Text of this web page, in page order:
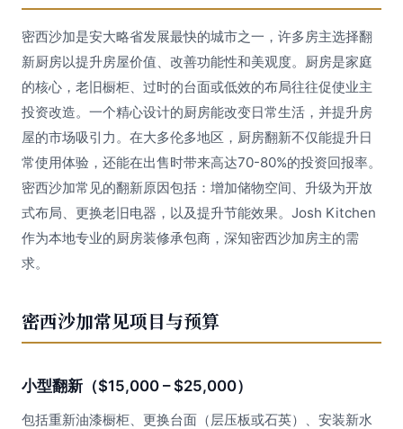
密西沙加是安大略省发展最快的城市之一，许多房主选择翻
新厨房以提升房屋价值、改善功能性和美观度。厨房是家庭
的核心，老旧橱柜、过时的台面或低效的布局往往促使业主
投资改造。一个精心设计的厨房能改变日常生活，并提升房
屋的市场吸引力。在大多伦多地区，厨房翻新不仅能提升日
常使用体验，还能在出售时带来高达70-80%的投资回报率。
密西沙加常见的翻新原因包括：增加储物空间、升级为开放
式布局、更换老旧电器，以及提升节能效果。Josh Kitchen
作为本地专业的厨房装修承包商，深知密西沙加房主的需
求。
密西沙加常见项目与预算
小型翻新（$15,000 – $25,000）
包括重新油漆橱柜、更换台面（层压板或石英）、安装新水